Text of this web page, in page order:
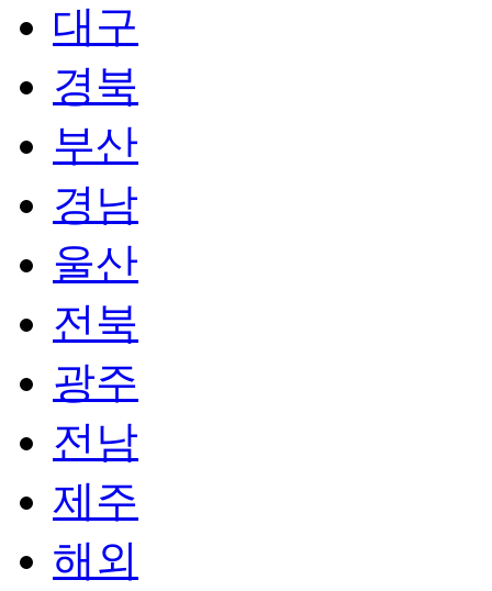
대구
경북
부산
경남
울산
전북
광주
전남
제주
해외